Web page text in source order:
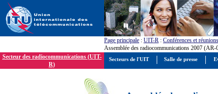
Page principale : UIT-R : Conférences et réunions
Assemblée des radiocommunications 2007 (AR-
Secteur des radiocommunications (UIT-
R)
Secteurs de l'UIT Salle de presse